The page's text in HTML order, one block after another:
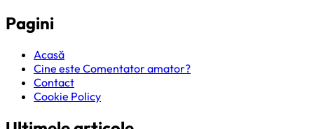
Pagini
Acasă
Cine este Comentator amator?
Contact
Cookie Policy